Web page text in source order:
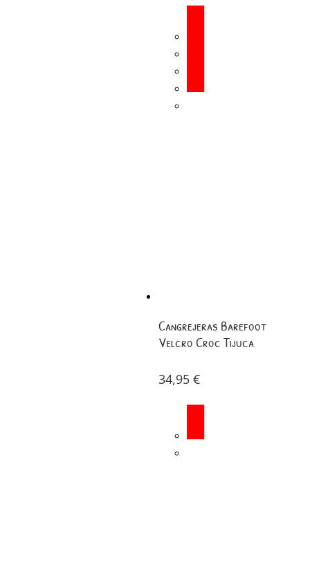
Cangrejeras Barefoot
Velcro Croc Tijuca
34,95 €